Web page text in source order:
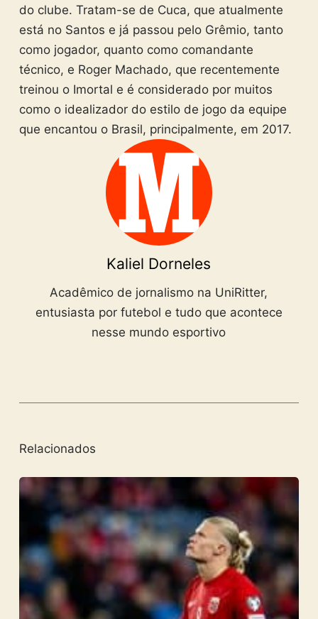
do clube. Tratam-se de Cuca, que atualmente
está no Santos e já passou pelo Grêmio, tanto
como jogador, quanto como comandante
técnico, e Roger Machado, que recentemente
treinou o Imortal e é considerado por muitos
como o idealizador do estilo de jogo da equipe
que encantou o Brasil, principalmente, em 2017.
Kaliel Dorneles
Acadêmico de jornalismo na UniRitter,
entusiasta por futebol e tudo que acontece
nesse mundo esportivo
Relacionados